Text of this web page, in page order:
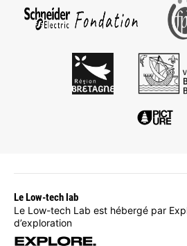
Le Low-tech lab
Le Low-tech Lab est hébergé par
d’exploration